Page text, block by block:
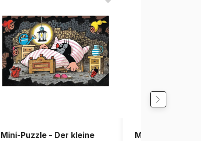
Mini-Puzzle - Der kleine
Mini-Puzzle -